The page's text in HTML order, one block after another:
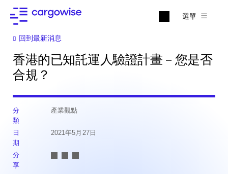
選單
回到最新消息
香港的已知託運人驗證計畫－您是否
合規？
分
類
產業觀點
日
期
2021年5月27日
分
享